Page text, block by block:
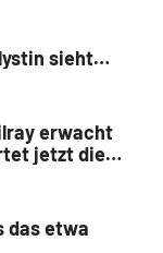
sieht
erwacht
jetzt die
das etwa